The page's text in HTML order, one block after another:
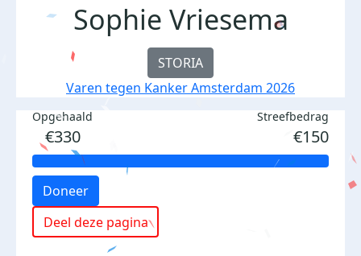
Sophie Vriesema
STORIA
Varen tegen Kanker Amsterdam 2026
Opgehaald
€330
Streefbedrag
€150
Doneer
Deel deze pagina